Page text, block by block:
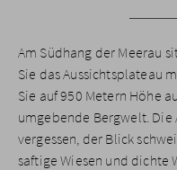
Am Südhang der Meerau
Sie das Aussichtsplateau
Sie auf 950 Metern Höhe
umgebende Bergwelt. Die
vergessen, der Blick
saftige Wiesen und dichte